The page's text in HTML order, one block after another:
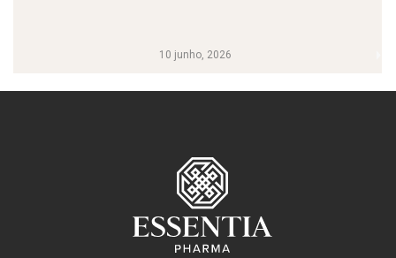
10 junho, 2026